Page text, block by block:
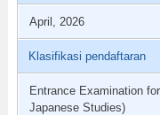
April, 2026
Klasifikasi pendaftaran
Entrance Examination
Japanese Studies)